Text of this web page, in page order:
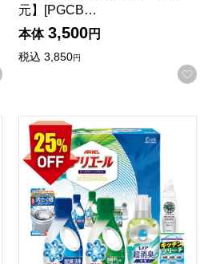
お気に入りに登録する
元】[PGCB…
本体 3,500円
税込 3,850円
30F]
ト【夏の贈りもの・お中元】
アリエールホームクリーニン